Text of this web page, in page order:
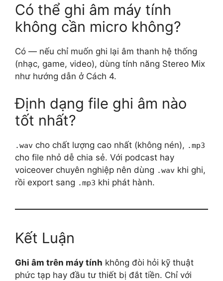
Có thể ghi âm máy tính
không cần micro không?
Có — nếu chỉ muốn ghi lại âm thanh hệ thống
(nhạc, game, video), dùng tính năng Stereo Mix
như hướng dẫn ở Cách 4.
Định dạng file ghi âm nào
tốt nhất?
.wav cho chất lượng cao nhất (không nén), .mp3
cho file nhỏ dễ chia sẻ. Với podcast hay
voiceover chuyên nghiệp nên dùng .wav khi ghi,
rồi export sang .mp3 khi phát hành.
Kết Luận
Ghi âm trên máy tính không đòi hỏi kỹ thuật
phức tạp hay đầu tư thiết bị đắt tiền. Chỉ với